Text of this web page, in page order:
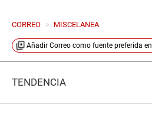
CORREO > MISCELANEA
Añadir Correo como fuente preferida en
TENDENCIA